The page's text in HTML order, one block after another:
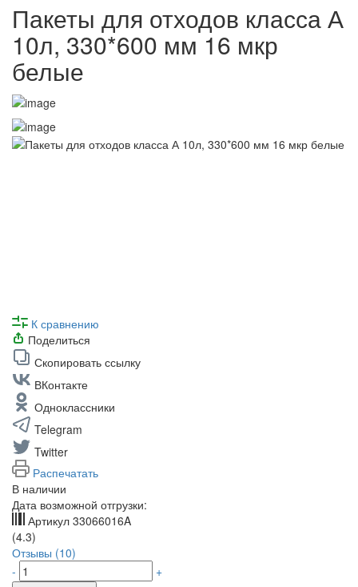
Пакеты для отходов класса А
10л, 330*600 мм 16 мкр
белые
К сравнению
Поделиться
Скопировать ссылку
ВКонтакте
Одноклассники
Telegram
Twitter
Распечатать
В наличии
Дата возможной отгрузки:
Артикул 33066016A
(4.3)
Отзывы (10)
-
+